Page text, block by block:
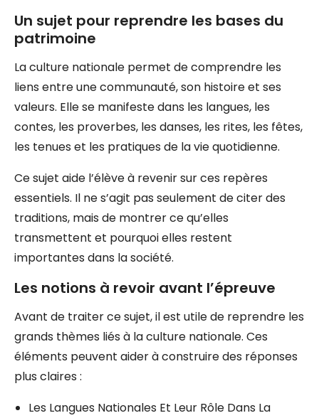
Un sujet pour reprendre les bases du
patrimoine
La culture nationale permet de comprendre les
liens entre une communauté, son histoire et ses
valeurs. Elle se manifeste dans les langues, les
contes, les proverbes, les danses, les rites, les fêtes,
les tenues et les pratiques de la vie quotidienne.
Ce sujet aide l’élève à revenir sur ces repères
essentiels. Il ne s’agit pas seulement de citer des
traditions, mais de montrer ce qu’elles
transmettent et pourquoi elles restent
importantes dans la société.
Les notions à revoir avant l’épreuve
Avant de traiter ce sujet, il est utile de reprendre les
grands thèmes liés à la culture nationale. Ces
éléments peuvent aider à construire des réponses
plus claires :
Les Langues Nationales Et Leur Rôle Dans La